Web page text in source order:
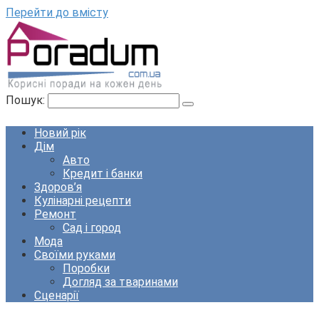
Перейти до вмісту
Пошук:
Новий рік
Дім
Авто
Кредит і банки
Здоров’я
Кулінарні рецепти
Ремонт
Сад і город
Мода
Своїми руками
Поробки
Догляд за тваринами
Сценарії